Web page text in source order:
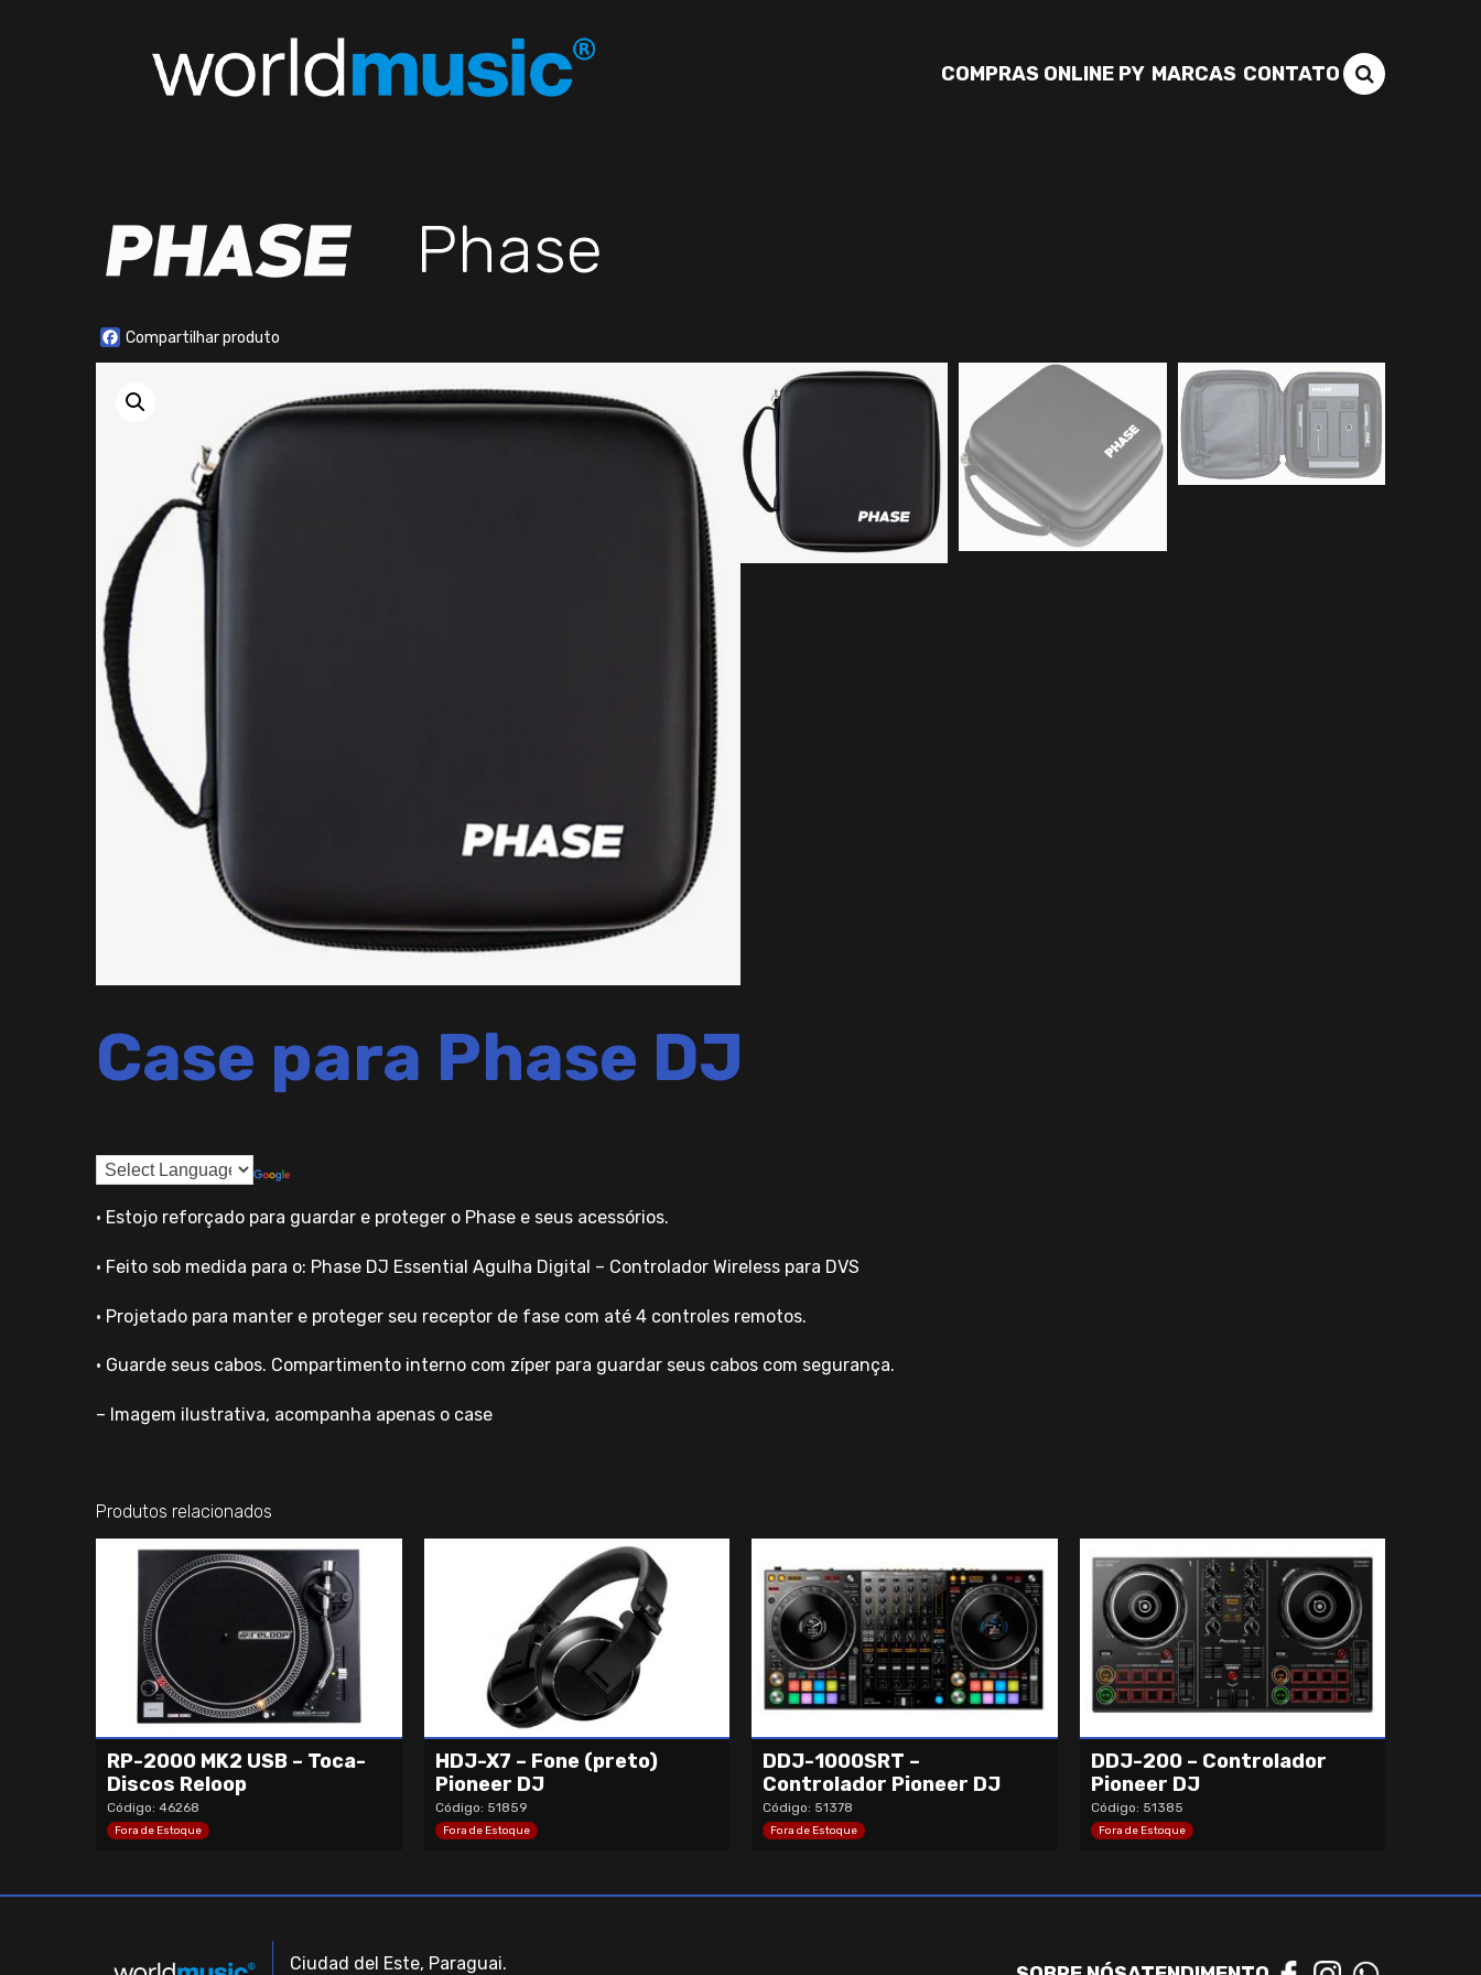
COMPRAS ONLINE PY MARCAS CONTATO
Phase
Facebook
Case para Phase DJ
• Estojo reforçado para guardar e proteger o Phase e seus acessórios.
• Feito sob medida para o: Phase DJ Essential Agulha Digital – Controlador Wireless para DVS
• Projetado para manter e proteger seu receptor de fase com até 4 controles remotos.
• Guarde seus cabos. Compartimento interno com zíper para guardar seus cabos com segurança.
– Imagem ilustrativa, acompanha apenas o case
Produtos relacionados
RP-2000 MK2 USB – Toca-
Discos Reloop
Código: 46268
Fora de Estoque
HDJ-X7 – Fone (preto)
Pioneer DJ
Código: 51859
Fora de Estoque
DDJ-1000SRT –
Controlador Pioneer DJ
Código: 51378
Fora de Estoque
DDJ-200 – Controlador
Pioneer DJ
Código: 51385
Fora de Estoque
Ciudad del Este, Paraguai.